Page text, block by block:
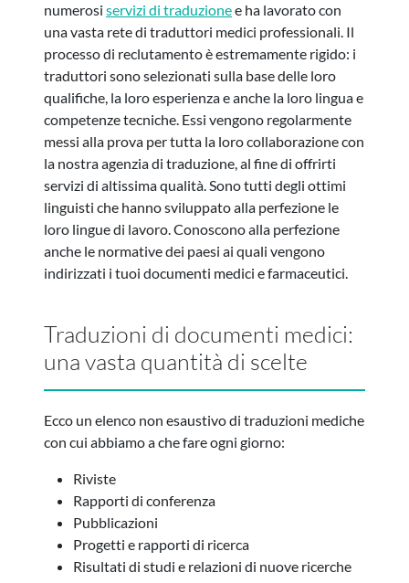
numerosi servizi di traduzionee ha lavorato con
una vasta rete di traduttori medici professionali. Il
processo di reclutamento è estremamente rigido: i
traduttori sono selezionati sulla base delle loro
qualifiche, la loro esperienza e anche la loro lingua e
competenze tecniche. Essi vengono regolarmente
messi alla prova per tutta la loro collaborazione con
la nostra agenzia di traduzione, al fine di offrirti
servizi di altissima qualità. Sono tutti degli ottimi
linguisti che hanno sviluppato alla perfezione le
loro lingue di lavoro. Conoscono alla perfezione
anche le normative dei paesi ai quali vengono
indirizzati i tuoi documenti medici e farmaceutici.
Traduzioni di documenti medici:
una vasta quantità di scelte
Ecco un elenco non esaustivo di traduzioni mediche
con cui abbiamo a che fare ogni giorno:
Riviste
Rapporti di conferenza
Pubblicazioni
Progetti e rapporti di ricerca
Risultati di studi e relazioni di nuove ricerche